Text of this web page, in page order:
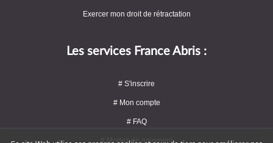
Exercer mon droit de rétractation
Les services France Abris :
# S'inscrire
# Mon compte
# FAQ
# Modes de paiement